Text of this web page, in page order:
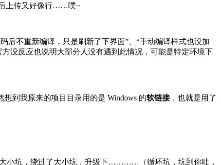
后上传又好像行……噗~
后不重新编译，只是刷新了下界面”、“手动编译样式也没加
没反应也说明大部分人没有遇到此情况，可能是特定环境下
到我原来的项目目录用的是 Windows 的软链接，也就是用了
小坑，绕过了大小坑，升级下…………（循环坑，坑到你吐，